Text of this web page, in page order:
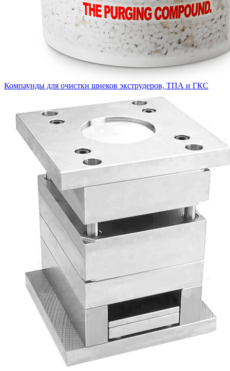
Компаунды для очистки шнеков экструдеров, ТПА и ГКС